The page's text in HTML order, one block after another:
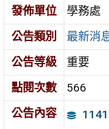
發佈單位
學務處
公告類別
最新消
公告等級
重要
點閱次數
566
公告內容